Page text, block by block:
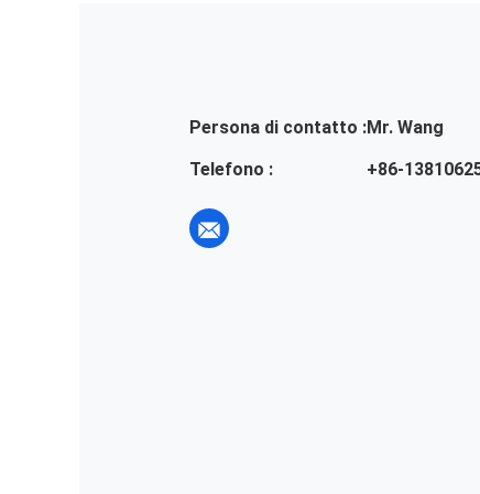
Persona di contatto :Mr. Wang
Telefono :
+86-